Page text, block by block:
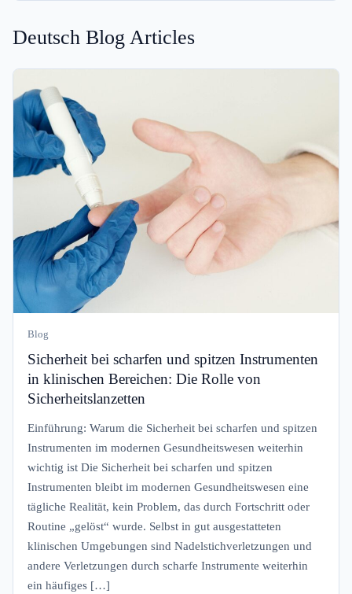
Deutsch Blog Articles
Blog
Sicherheit bei scharfen und spitzen Instrumenten
in klinischen Bereichen: Die Rolle von
Sicherheitslanzetten
Einführung: Warum die Sicherheit bei scharfen und spitzen
Instrumenten im modernen Gesundheitswesen weiterhin
wichtig ist Die Sicherheit bei scharfen und spitzen
Instrumenten bleibt im modernen Gesundheitswesen eine
tägliche Realität, kein Problem, das durch Fortschritt oder
Routine „gelöst“ wurde. Selbst in gut ausgestatteten
klinischen Umgebungen sind Nadelstichverletzungen und
andere Verletzungen durch scharfe Instrumente weiterhin
ein häufiges […]